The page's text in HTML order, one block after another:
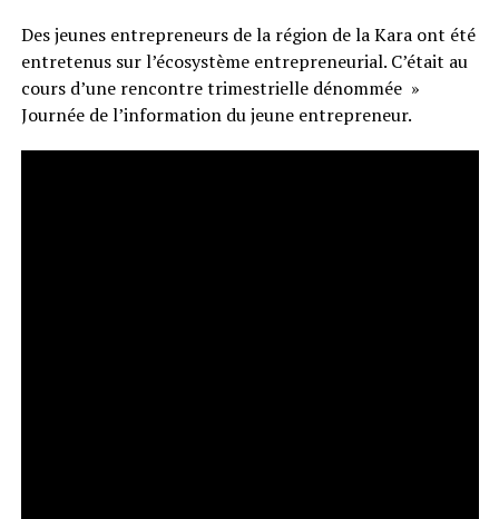
Des jeunes entrepreneurs de la région de la Kara ont été
entretenus sur l’écosystème entrepreneurial. C’était au
cours d’une rencontre trimestrielle dénommée »
Journée de l’information du jeune entrepreneur.